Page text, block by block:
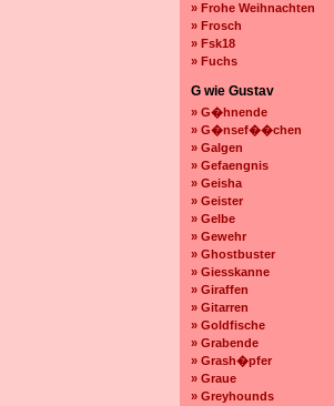
» Frohe Weihnachten
» Frosch
» Fsk18
» Fuchs
G wie Gustav
» G�hnende
» G�nsef��chen
» Galgen
» Gefaengnis
» Geisha
» Geister
» Gelbe
» Gewehr
» Ghostbuster
» Giesskanne
» Giraffen
» Gitarren
» Goldfische
» Grabende
» Grash�pfer
» Graue
» Greyhounds